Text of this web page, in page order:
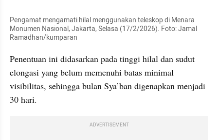
Pengamat mengamati hilal menggunakan teleskop di Menara
Monumen Nasional, Jakarta, Selasa (17/2/2026). Foto: Jamal
Ramadhan/kumparan
Penentuan ini didasarkan pada tinggi hilal dan sudut
elongasi yang belum memenuhi batas minimal
visibilitas, sehingga bulan Sya’ban digenapkan menjadi
30 hari.
ADVERTISEMENT